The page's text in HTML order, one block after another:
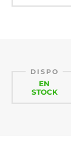
DISPO
EN
STOCK